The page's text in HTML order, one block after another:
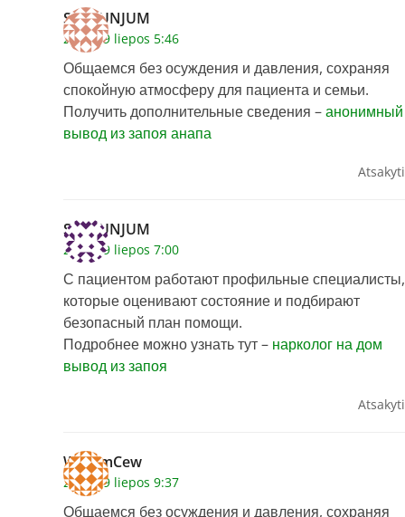
ScottUNJUM
2026 29 liepos 5:46
Общаемся без осуждения и давления, сохраняя
спокойную атмосферу для пациента и семьи.
Получить дополнительные сведения –анонимный
вывод из запоя анапа
Atsakyti
ScottUNJUM
2026 29 liepos 7:00
С пациентом работают профильные специалисты,
которые оценивают состояние и подбирают
безопасный план помощи.
Подробнее можно узнать тут – нарколог на дом
вывод из запоя
Atsakyti
WilliamCew
2026 29 liepos 9:37
Общаемся без осуждения и давления, сохраняя